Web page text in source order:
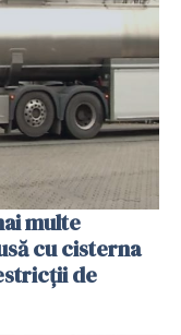
multe
cu cisterna
de